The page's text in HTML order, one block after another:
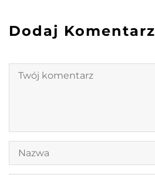
Dodaj Komentarz